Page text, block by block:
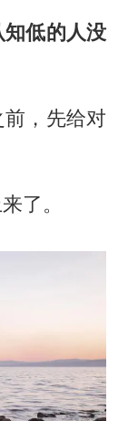
低的人没
，先给对
了。